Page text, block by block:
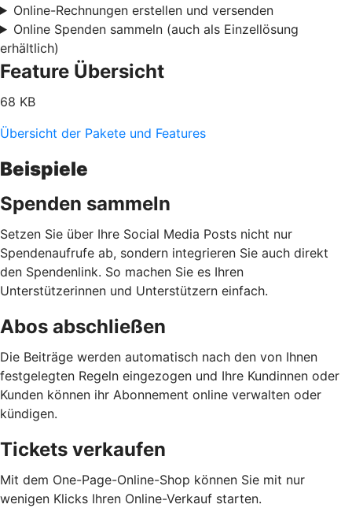
Online-Rechnungen erstellen und versenden
Online Spenden sammeln (auch als Einzellösung
erhältlich)
Feature Übersicht
68 KB
Übersicht der Pakete und Features
Beispiele
Spenden sammeln
Setzen Sie über Ihre Social Media Posts nicht nur
Spendenaufrufe ab, sondern integrieren Sie auch direkt
den Spendenlink. So machen Sie es Ihren
Unterstützerinnen und Unterstützern einfach.
Abos abschließen
Die Beiträge werden automatisch nach den von Ihnen
festgelegten Regeln eingezogen und Ihre Kundinnen oder
Kunden können ihr Abonnement online verwalten oder
kündigen.
Tickets verkaufen
Mit dem One-Page-Online-Shop können Sie mit nur
wenigen Klicks Ihren Online-Verkauf starten.